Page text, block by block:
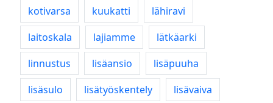
kotivarsa
kuukatti
lähiravi
laitoskala
lajiamme
lätkäarki
linnustus
lisäansio
lisäpuuha
lisäsulo
lisätyöskentely
lisävaiva